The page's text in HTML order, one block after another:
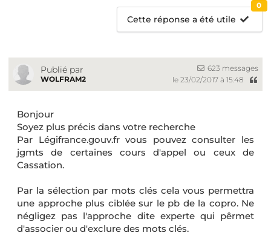
Cette réponse a été utile
0
Publié par
WOLFRAM2
623 messages
le 23/02/2017 à 15:48
Bonjour
Soyez plus précis dans votre recherche
Par Légifrance.gouv.fr vous pouvez consulter les
jgmts de certaines cours d'appel ou ceux de
Cassation.
Par la sélection par mots clés cela vous permettra
une approche plus ciblée sur le pb de la copro. Ne
négligez pas l'approche dite experte qui pêrmet
d'associer ou d'exclure des mots clés.